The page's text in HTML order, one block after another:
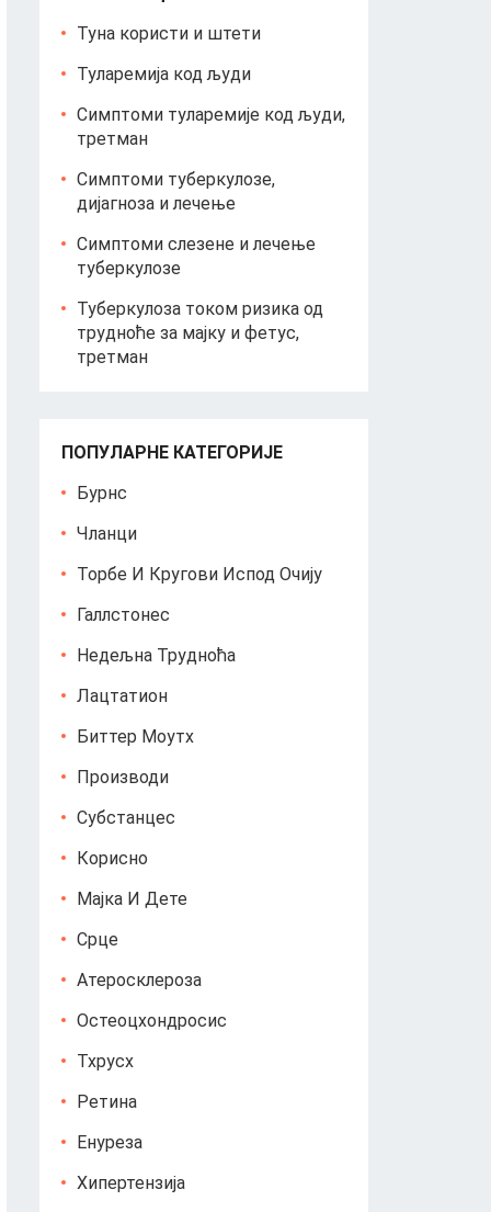
Туна користи и штети
Туларемија код људи
Симптоми туларемије код људи,
третман
Симптоми туберкулозе,
дијагноза и лечење
Симптоми слезене и лечење
туберкулозе
Туберкулоза током ризика од
трудноће за мајку и фетус,
третман
ПОПУЛАРНЕ КАТЕГОРИЈЕ
Бурнс
Чланци
Торбе И Кругови Испод Очију
Галлстонес
Недељна Трудноћа
Лацтатион
Биттер Моутх
Производи
Субстанцес
Корисно
Мајка И Дете
Срце
Атеросклероза
Остеоцхондросис
Тхрусх
Ретина
Енуреза
Хипертензија